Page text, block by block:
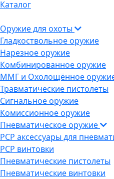
Каталог
Оружие для охоты
Гладкоствольное оружие
Нарезное оружие
Комбинированное оружие
ММГ и Охолощённое
Травматические пистолеты
Сигнальное оружие
Комиссионное оружие
Пневматическое оружие
PCP аксессуары для
PCP винтовки
Пневматические пистолеты
Пневматические винтовки